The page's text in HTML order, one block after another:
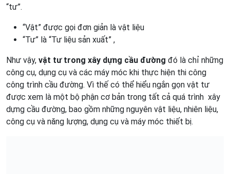
“tư”.
“Vật” được gọi đơn giản là vật liệu
“Tư” là “Tư liệu sản xuất” ,
Như vậy, vật tư trong xây dựng cầu đường đó là chỉ những
công cụ, dụng cụ và các máy móc khi thực hiện thi công
công trình cầu đường. Vì thế có thể hiểu ngắn gọn vật tư
được xem là một bộ phận cơ bản trong tất cả quá trình xây
dựng cầu đường, bao gồm những nguyên vật liệu, nhiên liệu,
công cụ và năng lượng, dụng cụ và máy móc thiết bị.